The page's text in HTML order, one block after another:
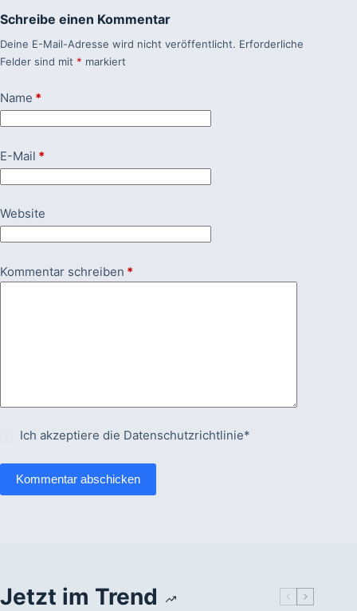
Schreibe einen Kommentar
Deine E-Mail-Adresse wird nicht veröffentlicht. Erforderliche
Felder sind mit * markiert
Name *
E-Mail *
Website
Kommentar schreiben *
Ich akzeptiere die Datenschutzrichtlinie*
Kommentar abschicken
Jetzt im Trend